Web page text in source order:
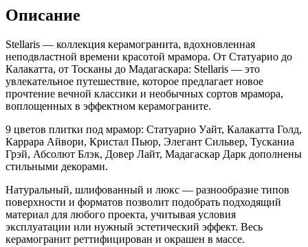
м2/
кор.,
шт.)
Матовый
Описание
Stellaris — коллекция керамогранита, вдохновленная
неподвластной времени красотой мрамора. От Статуарио до
Калакатта, от Тосканы до Мадагаскара: Stellaris — это
увлекательное путешествие, которое предлагает новое
прочтение вечной классики и необычных сортов мрамора,
воплощенных в эффектном керамограните.
9 цветов плитки под мрамор: Статуарио Уайт, Калакатта Голд,
Каррара Айвори, Кристал Пьюр, Элегант Сильвер, Тусканиа
Грэй, Абсолют Блэк, Довер Лайт, Мадагаскар Дарк дополнены
стильными декорами.
Натуральный, шлифованный и люкс — разнообразие типов
поверхности и форматов позволит подобрать подходящий
материал для любого проекта, учитывая условия
эксплуатации или нужный эстетический эффект. Весь
керамогранит реттифицирован и окрашен в массе.